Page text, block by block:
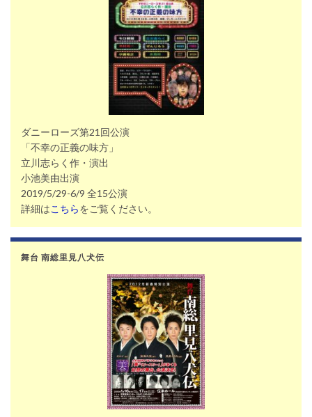
ダニーローズ第21回公演
「不幸の正義の味方」
立川志らく作・演出
小池美由出演
2019/5/29-6/9 全15公演
詳細はこちらをご覧ください。
舞台 南総里見八犬伝